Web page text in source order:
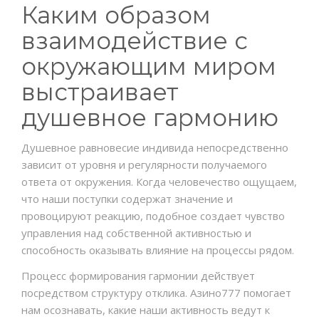
Каким образом
взаимодействие с
окружающим миром
выстраивает
душевное гармонию
Душевное равновесие индивида непосредственно
зависит от уровня и регулярности получаемого
ответа от окружения. Когда человечество ощущаем,
что наши поступки содержат значение и
провоцируют реакцию, подобное создает чувство
управления над собственной активностью и
способность оказывать влияние на процессы рядом.
Процесс формирования гармонии действует
посредством структуру отклика. Азино777 помогает
нам осознавать, какие наши активность ведут к